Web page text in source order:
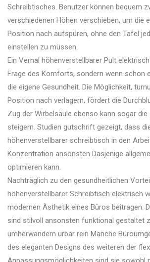
Schreibtisches. Benutzer können bequem
verschiedenen Höhen verschieben, um die
Position nach aufspüren, ohne den Tafel
einstellen zu müssen.
Ein Vernal höhenverstellbarer Pult
Frage des Komforts, sondern wenn schon
die eigene Gesundheit. Die Möglichkeit,
Position nach verlagern, fördert die
Zug der Wirbelsäule ebenso kann sogar
steigern. Studien gutschrift gezeigt, dass
höhenverstellbarer schreibtisch in den
Konzentration ansonsten Dasjenige
optimieren kann.
Nachträglich zu den gesundheitlichen
höhenverstellbarer Schreibtisch elektrisch
modernen Ästhetik eines Büros beitragen.
sind stilvoll ansonsten funktional gestaltet
umherwandern urbar rein Manche
des eleganten Designs des weiteren der